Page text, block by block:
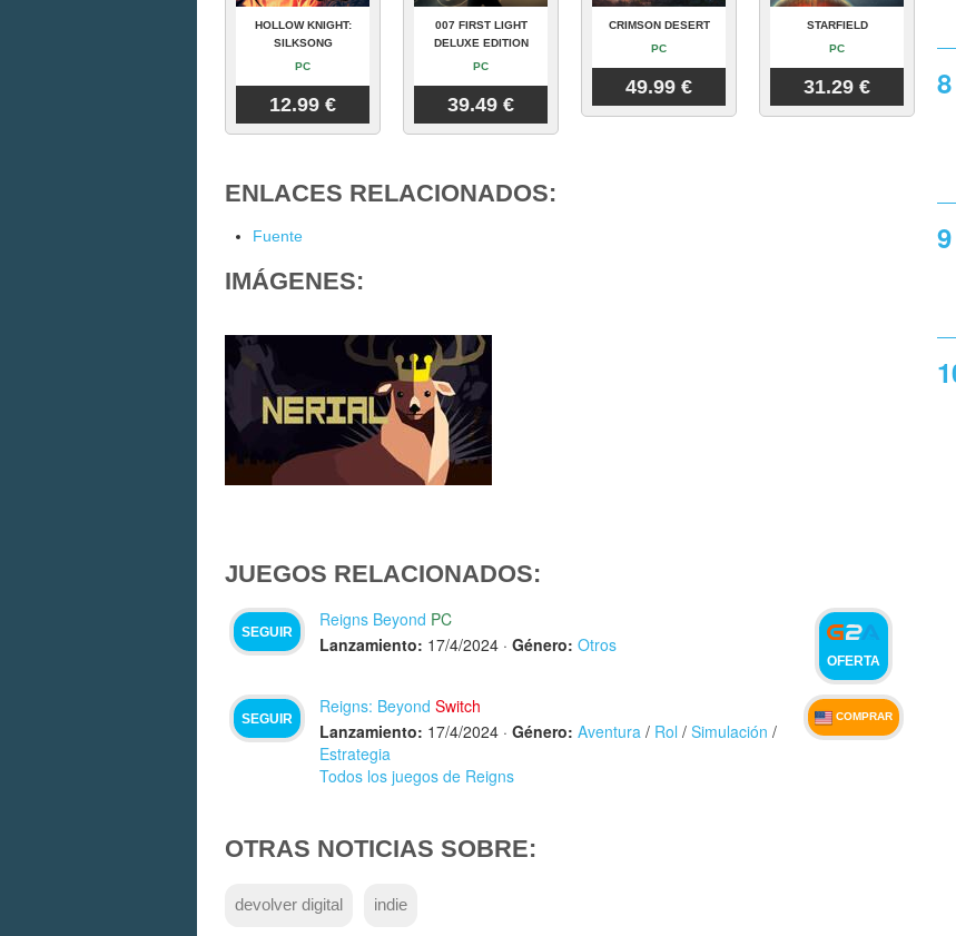
HOLLOW KNIGHT:
SILKSONG
PC
12.99 €
007 FIRST LIGHT
DELUXE EDITION
PC
39.49 €
CRIMSON DESERT
PC
49.99 €
STARFIELD
PC
31.29 €
ENLACES RELACIONADOS:
Fuente
IMÁGENES:
JUEGOS RELACIONADOS:
SEGUIR
Reigns Beyond PC
Lanzamiento: 17/4/2024 · Género: Otros
OFERTA
SEGUIR
Reigns: Beyond Switch
Lanzamiento: 17/4/2024 · Género: Aventura / Rol / Simulación /
Estrategia
COMPRAR
Todos los juegos de Reigns
OTRAS NOTICIAS SOBRE:
devolver digital indie